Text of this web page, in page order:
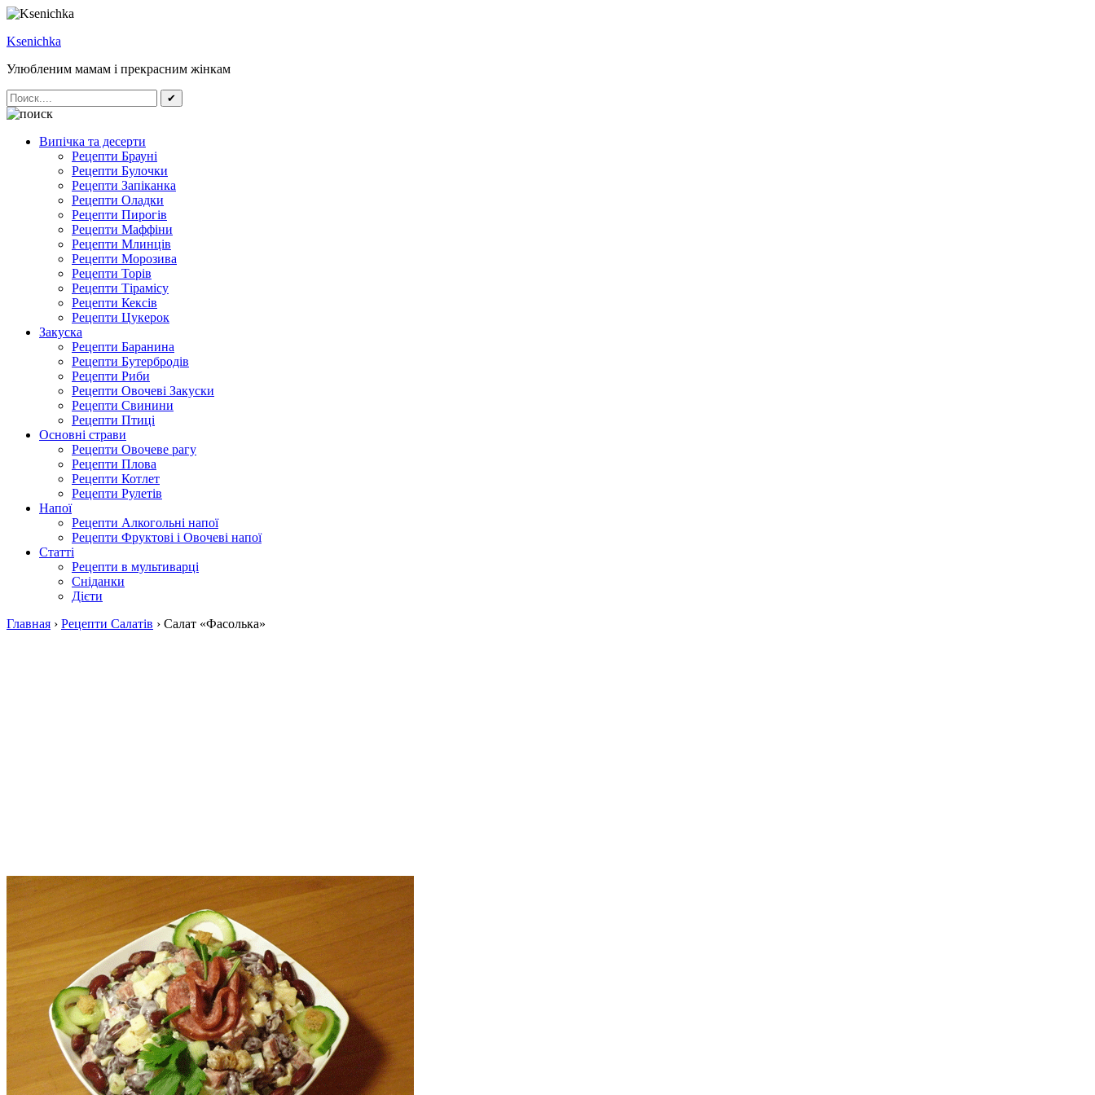
Ksenichka
Улюбленим мамам і прекрасним жінкам
✔
Випічка та десерти
Рецепти Брауні
Рецепти Булочки
Рецепти Запіканка
Рецепти Оладки
Рецепти Пирогів
Рецепти Маффіни
Рецепти Млинців
Рецепти Морозива
Рецепти Торів
Рецепти Тірамісу
Рецепти Кексів
Рецепти Цукерок
Закуска
Рецепти Баранина
Рецепти Бутербродів
Рецепти Риби
Рецепти Овочеві Закуски
Рецепти Свинини
Рецепти Птиці
Основні страви
Рецепти Овочеве рагу
Рецепти Плова
Рецепти Котлет
Рецепти Рулетів
Напої
Рецепти Алкогольні напої
Рецепти Фруктові і Овочеві напої
Статті
Рецепти в мультиварці
Сніданки
Дієти
Главная › Рецепти Салатів › Салат «Фасолька»